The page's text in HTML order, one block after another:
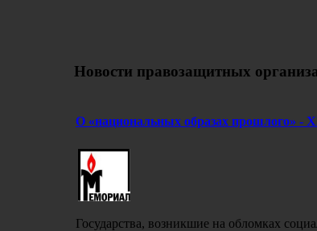
Новости правозащитных
О «национальных образах прошлого» -
Государства, возникшие на обломках